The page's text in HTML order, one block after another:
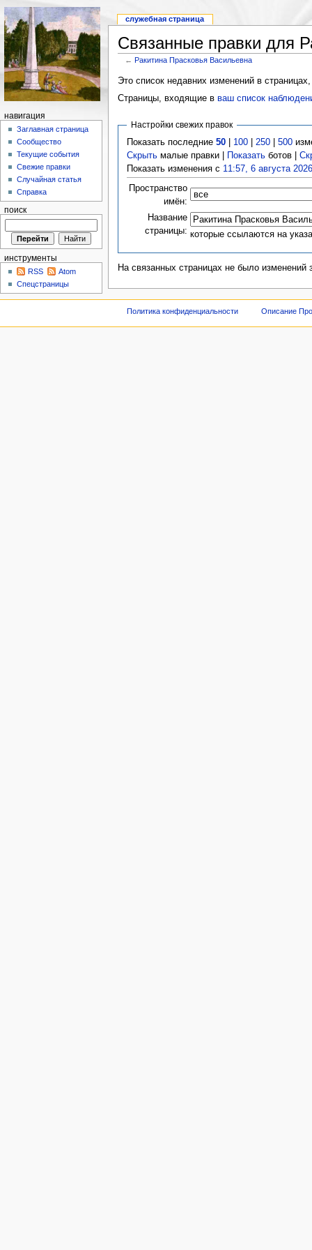
Связанные правки для
←Ракитина Прасковья Васильевна
Это список недавних изменений в
Страницы, входящие в ваш список
Настройки свежих правок
Показать последние50 100 |250 |500
Скрыть малые правки | Показать ботов |
Показать изменения с 11:57, 6 августа
Пространство
имён:
Название
страницы: которые ссылаются на
На связанных страницах не было изменений
служебная страница
навигация
Заглавная страница
Сообщество
Текущие события
Свежие правки
Случайная статья
Справка
поиск
инструменты
RSS
Atom
Спецстраницы
Политика конфиденциальности Описание